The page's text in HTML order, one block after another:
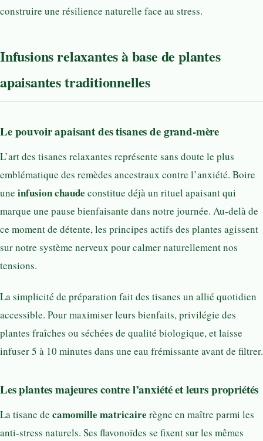
construire une résilience naturelle face au stress.
Infusions relaxantes à base de plantes
apaisantes traditionnelles
Le pouvoir apaisant des tisanes de grand-mère
L’art des tisanes relaxantes représente sans doute le plus
emblématique des remèdes ancestraux contre l’anxiété. Boire
une infusion chaude constitue déjà un rituel apaisant qui
marque une pause bienfaisante dans notre journée. Au-delà de
ce moment de détente, les principes actifs des plantes agissent
sur notre système nerveux pour calmer naturellement nos
tensions.
La simplicité de préparation fait des tisanes un allié quotidien
accessible. Pour maximiser leurs bienfaits, privilégie des
plantes fraîches ou séchées de qualité biologique, et laisse
infuser 5 à 10 minutes dans une eau frémissante avant de filtrer.
Les plantes majeures contre l’anxiété et leurs propriétés
La tisane de camomille matricaire règne en maître parmi les
anti-stress naturels. Ses flavonoïdes se fixent sur les mêmes